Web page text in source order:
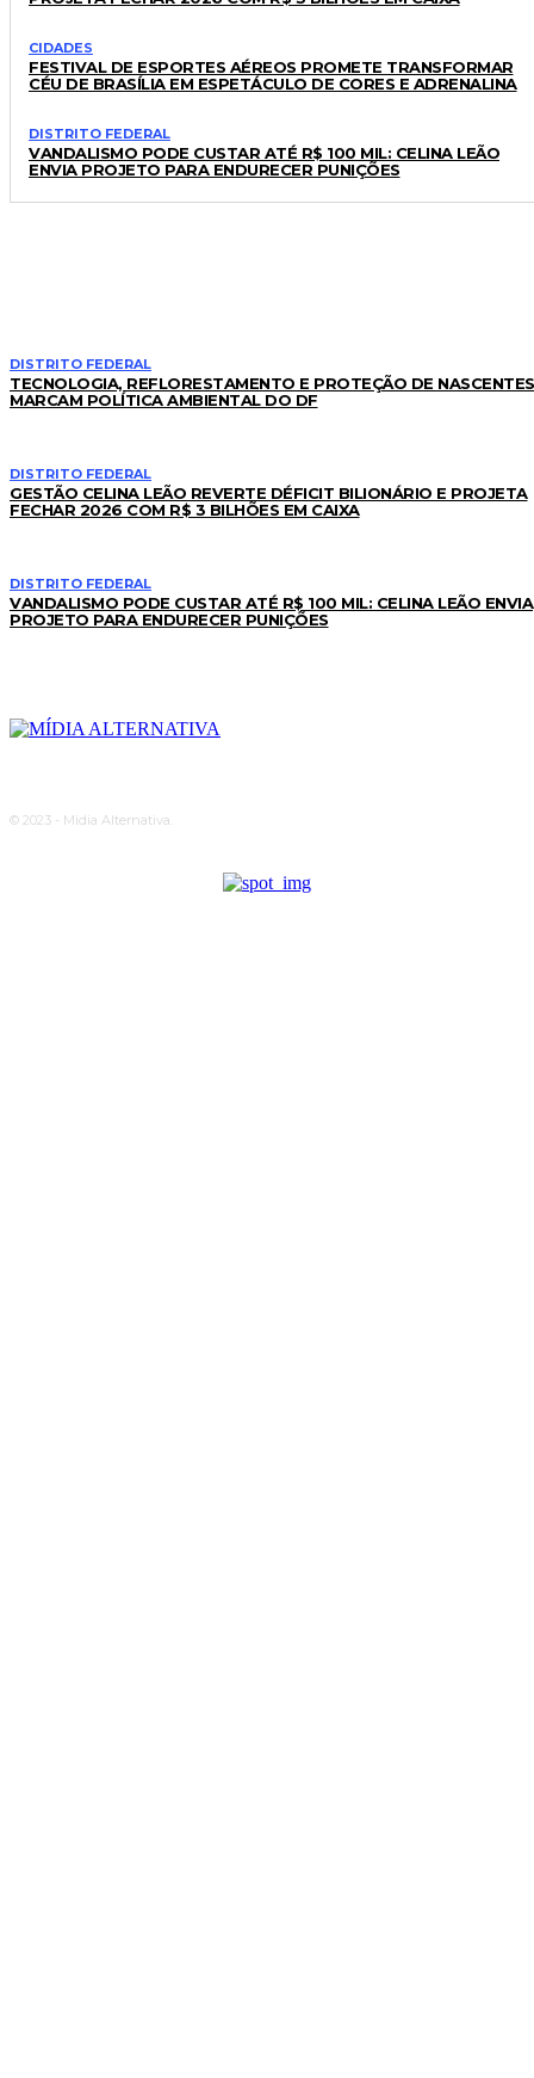
CIDADES
FESTIVAL DE ESPORTES AÉREOS PROMETE TRANSFORMAR
CÉU DE BRASÍLIA EM ESPETÁCULO DE CORES E ADRENALINA
DISTRITO FEDERAL
VANDALISMO PODE CUSTAR ATÉ R$ 100 MIL: CELINA LEÃO
ENVIA PROJETO PARA ENDURECER PUNIÇÕES
DISTRITO FEDERAL
TECNOLOGIA, REFLORESTAMENTO E PROTEÇÃO DE NASCENTES
MARCAM POLÍTICA AMBIENTAL DO DF
DISTRITO FEDERAL
GESTÃO CELINA LEÃO REVERTE DÉFICIT BILIONÁRIO E PROJETA
FECHAR 2026 COM R$ 3 BILHÕES EM CAIXA
DISTRITO FEDERAL
VANDALISMO PODE CUSTAR ATÉ R$ 100 MIL: CELINA LEÃO ENVIA
PROJETO PARA ENDURECER PUNIÇÕES
© 2023 - Midia Alternativa.